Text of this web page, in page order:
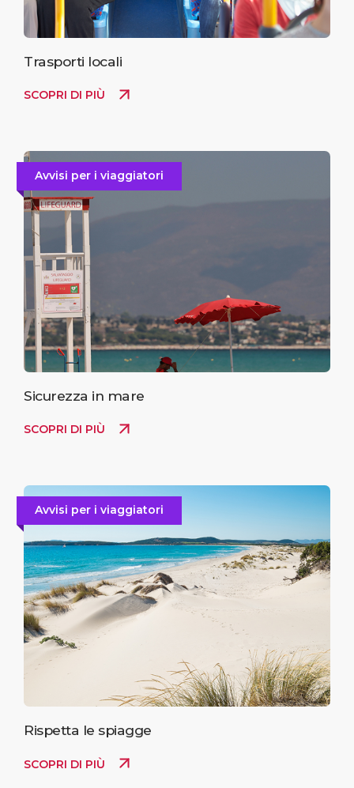
Trasporti locali
SCOPRI DI PIÙ
Avvisi per i viaggiatori
Sicurezza in mare
SCOPRI DI PIÙ
Avvisi per i viaggiatori
Rispetta le spiagge
SCOPRI DI PIÙ